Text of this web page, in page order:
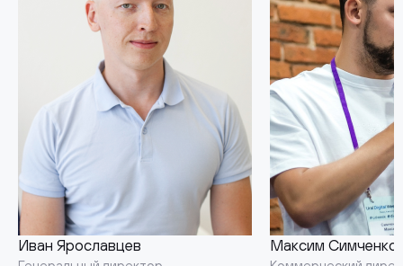
Иван Ярославцев Максим Симченко